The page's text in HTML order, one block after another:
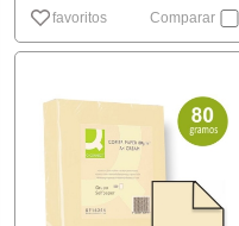
favoritos Comparar